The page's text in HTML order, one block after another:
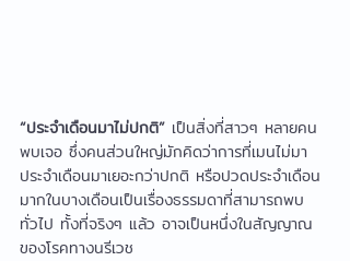
“ประจำเดือนมาไม่ปกติ” เป็นสิ่งที่สาวๆ หลายคน
พบเจอ ซึ่งคนส่วนใหญ่มักคิดว่าการที่เมนไม่มา
ประจำเดือนมาเยอะกว่าปกติ หรือปวดประจำเดือน
มากในบางเดือนเป็นเรื่องธรรมดาที่สามารถพบ
ทั่วไป ทั้งที่จริงๆ แล้ว อาจเป็นหนึ่งในสัญญาณ
ของโรคทางนรีเวช